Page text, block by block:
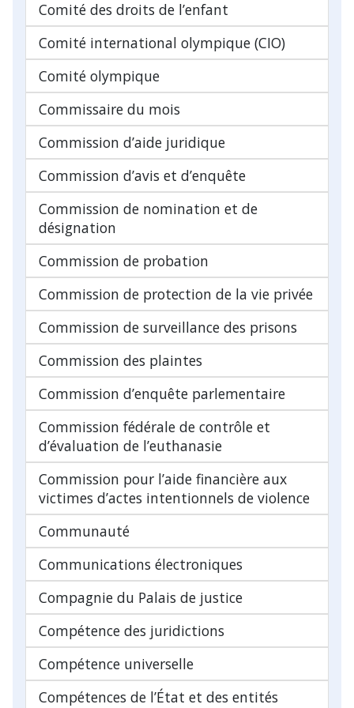
Comité des droits de l’enfant
Comité international olympique (CIO)
Comité olympique
Commissaire du mois
Commission d’aide juridique
Commission d’avis et d’enquête
Commission de nomination et de
désignation
Commission de probation
Commission de protection de la vie privée
Commission de surveillance des prisons
Commission des plaintes
Commission d’enquête parlementaire
Commission fédérale de contrôle et
d’évaluation de l’euthanasie
Commission pour l’aide financière aux
victimes d’actes intentionnels de violence
Communauté
Communications électroniques
Compagnie du Palais de justice
Compétence des juridictions
Compétence universelle
Compétences de l’État et des entités